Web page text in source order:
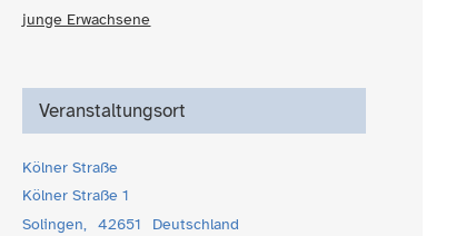
junge Erwachsene
Veranstaltungsort
Kölner Straße
Kölner Straße 1
Solingen, 42651
Deutschland